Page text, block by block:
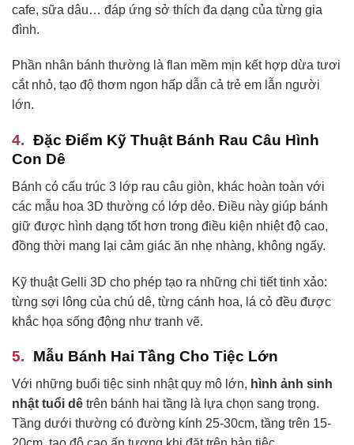
cafe, sữa dâu… đáp ứng sở thích đa dạng của từng gia
đình.
Phần nhân bánh thường là flan mềm mịn kết hợp dừa tươi
cắt nhỏ, tạo độ thơm ngon hấp dẫn cả trẻ em lẫn người
lớn.
Đặc Điểm Kỹ Thuật Bánh Rau Câu Hình
Con Dê
Bánh có cấu trúc 3 lớp rau câu giòn, khác hoàn toàn với
các mẫu hoa 3D thường có lớp dẻo. Điều này giúp bánh
giữ được hình dạng tốt hơn trong điều kiện nhiệt độ cao,
đồng thời mang lại cảm giác ăn nhẹ nhàng, không ngấy.
Kỹ thuật Gelli 3D cho phép tạo ra những chi tiết tinh xảo:
từng sợi lông của chú dê, từng cánh hoa, lá cỏ đều được
khắc họa sống động như tranh vẽ.
Mẫu Bánh Hai Tầng Cho Tiệc Lớn
Với những buổi tiệc sinh nhật quy mô lớn, hình ảnh sinh
nhật tuổi dê trên bánh hai tầng là lựa chọn sang trọng.
Tầng dưới thường có đường kính 25-30cm, tầng trên 15-